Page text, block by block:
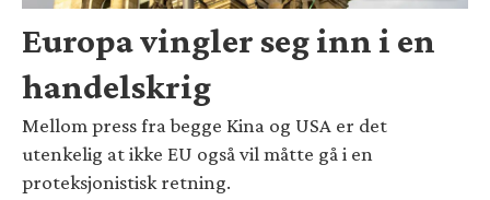
Europa vingler seg inn i en
handelskrig
Mellom press fra begge Kina og USA er det
utenkelig at ikke EU også vil måtte gå i en
proteksjonistisk retning.